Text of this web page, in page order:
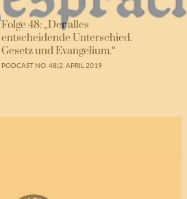
Folge 48: „Der alles
entscheidende Unterschied.
Gesetz und Evangelium.“
PODCAST NO. 48|2. APRIL 2019